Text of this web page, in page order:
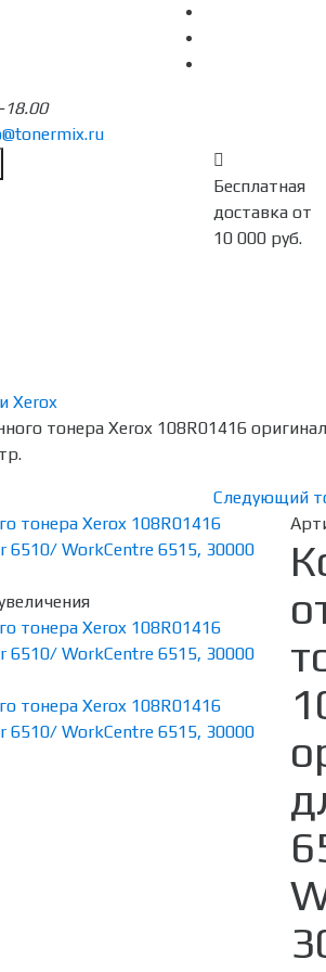
Бесплатная
доставка от
10 000 руб.
Xerox
тонера Xerox 108R01416
Следующий